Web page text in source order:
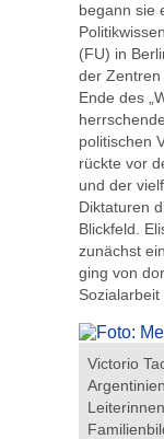
begann sie
(FU) in
der
Ende des
politischen
rückte vor
und der
Diktaturen
Blickfeld.
zunächst
ging von
Sozialarbeit
Victorio